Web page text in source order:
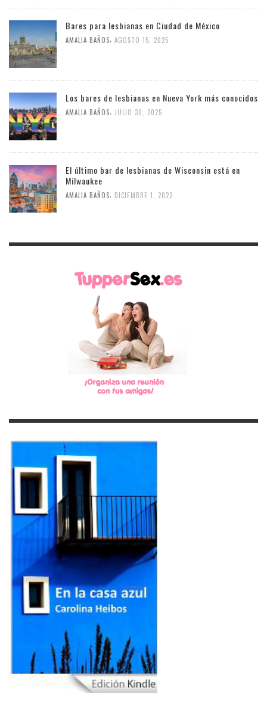
Bares para lesbianas en Ciudad de México
AMALIA BAÑOS AGOSTO 15, 2025
Los bares de lesbianas en Nueva York más conocidos
AMALIA BAÑOS JULIO 30, 2025
El último bar de lesbianas de Wisconsin está en
Milwaukee
AMALIA BAÑOS DICIEMBRE 1, 2022